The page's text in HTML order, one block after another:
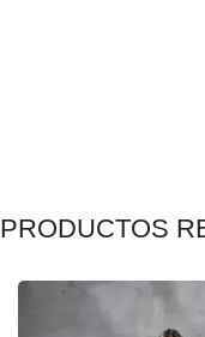
PRODUCTOS